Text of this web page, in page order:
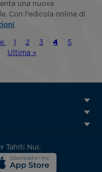
una nuova
Con l'edicola online di
Pagina
1 Pagina
2 Pagina
3
Pagina
4 Pagina
5
Ultima
Ultima »
Tahiti Nui: